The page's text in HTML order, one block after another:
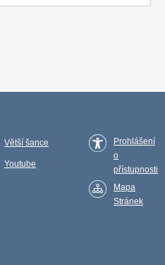
Větší šance
Youtube
Prohlášení
o
přístupnosti
Mapa
Stránek